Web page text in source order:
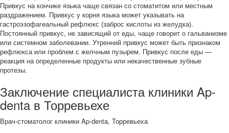
Привкус на кончике языка чаще связан со стоматитом или местным
раздражением. Привкус у корня языка может указывать на
гастроэзофагеальный рефлюкс (заброс кислоты из желудка).
Постоянный привкус, не зависящий от еды, чаще говорит о гальванизме
или системном заболевании. Утренний привкус может быть признаком
рефлюкса или проблем с желчным пузырем. Привкус после еды —
реакция на определенные продукты или некачественные зубные
протезы.
Заключение специалиста клиники Ap-
denta в Торревьехе
Врач-стоматолог клиники Ap-denta, Торревьеха